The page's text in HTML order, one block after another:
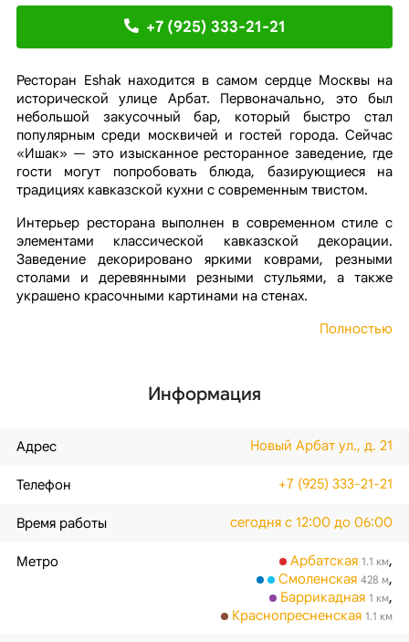
+7 (925) 333-21-21
Ресторан Eshak находится в самом сердце Москвы на
исторической улице Арбат. Первоначально, это был
небольшой закусочный бар, который быстро стал
популярным среди москвичей и гостей города. Сейчас
«Ишак» — это изысканное ресторанное заведение, где
гости могут попробовать блюда, базирующиеся на
традициях кавказской кухни с современным твистом.
Интерьер ресторана выполнен в современном стиле с
элементами классической кавказской декорации.
Заведение декорировано яркими коврами, резными
столами и деревянными резными стульями, а также
украшено красочными картинами на стенах.
Полностью
Информация
Адрес Новый Арбат ул., д. 21
Телефон +7 (925) 333-21-21
Время работы сегодня с 12:00 до 06:00
Метро Арбатская 1.1 км,
Смоленская 428 м,
Баррикадная 1 км,
Краснопресненская 1.1 км